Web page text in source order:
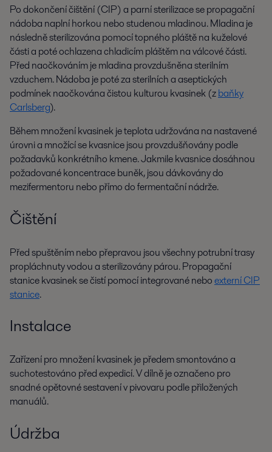
Po dokončení čištění (CIP) a parní sterilizace se propagační
nádoba naplní horkou nebo studenou mladinou. Mladina je
následně sterilizována pomocí topného pláště na kuželové
části a poté ochlazena chladicím pláštěm na válcové části.
Před naočkováním je mladina provzdušněna sterilním
vzduchem. Nádoba je poté za sterilních a aseptických
podmínek naočkována čistou kulturou kvasinek (zbaňky
Carlsberg).
Během množení kvasinek je teplota udržována na nastavené
úrovni a množící se kvasnice jsou provzdušňovány podle
požadavků konkrétního kmene. Jakmile kvasnice dosáhnou
požadované koncentrace buněk, jsou dávkovány do
mezifermentoru nebo přímo do fermentační nádrže.
Čištění
Před spuštěním nebo přepravou jsou všechny potrubní trasy
propláchnuty vodou a sterilizovány párou. Propagační
stanice kvasinek se čistí pomocí integrované neboexterní CIP
stanice.
Instalace
Zařízení pro množení kvasinek je předem smontováno a
suchotestováno před expedicí. V dílně je označeno pro
snadné opětovné sestavení v pivovaru podle přiložených
manuálů.
Údržba